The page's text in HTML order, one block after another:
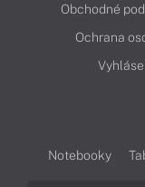
Obchodné
Ochrana
Notebooky